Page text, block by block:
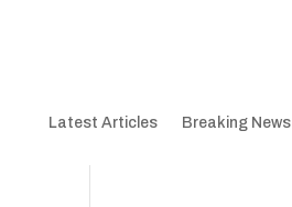
Latest Articles Breaking News